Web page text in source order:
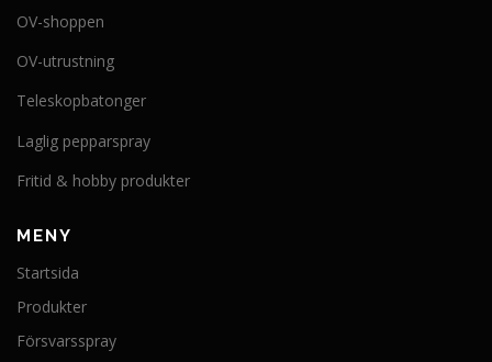
OV-shoppen
OV-utrustning
Teleskopbatonger
Laglig pepparspray
Fritid & hobby produkter
MENY
Startsida
Produkter
Försvarsspray